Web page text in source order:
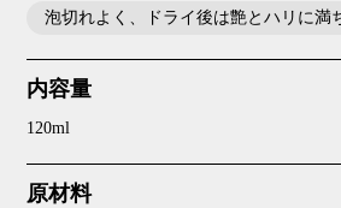
泡切れよく、ドライ後は艶とハリに満
内容量
120ml
原材料